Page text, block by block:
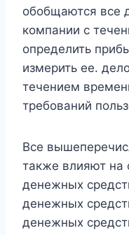
обобщаются все
компании с
определить
измерить ее.
течением
требований
Все
также влияют на
денежных
денежных
денежных